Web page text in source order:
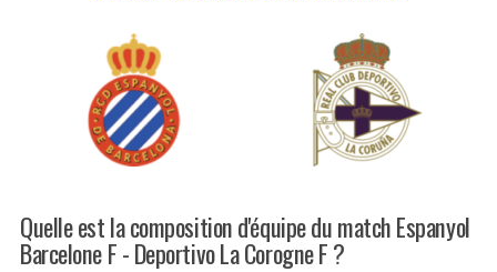
Quelle est la composition d'équipe du match Espanyol
Barcelone F - Deportivo La Corogne F ?